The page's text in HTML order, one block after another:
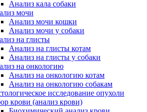
Анализ кала собаки
мочи
Анализ мочи кошки
Анализ мочи у собаки
на глисты
Анализ на глисты котам
Анализ на глисты у собаки
на онкологию
Анализ на онкологию котам
Анализ на онкологию собакам
исследование опухоли
крови (анализ крови)